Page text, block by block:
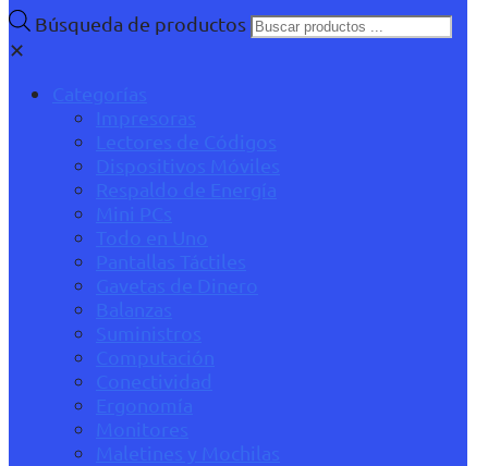
Búsqueda de productos
✕
Categorías
Impresoras
Lectores de Códigos
Dispositivos Móviles
Respaldo de Energía
Mini PCs
Todo en Uno
Pantallas Táctiles
Gavetas de Dinero
Balanzas
Suministros
Computación
Conectividad
Ergonomía
Monitores
Maletines y Mochilas